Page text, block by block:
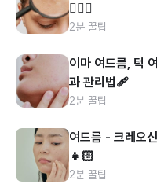
👩🏻‍⚕️
2분 꿀팁
이마 여드름, 턱
과 관리법🩹
2분 꿀팁
여드름 - 크레오
👧🏻
2분 꿀팁